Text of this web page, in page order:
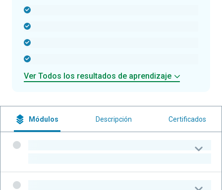
Ver Todos los resultados de aprendizaje
Módulos Descripción Certificados